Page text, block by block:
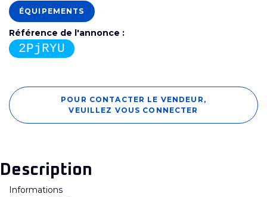
ÉQUIPEMENTS
Référence de l'annonce :
2PjRYU
POUR CONTACTER LE VENDEUR,
VEUILLEZ VOUS CONNECTER
Description
Informations